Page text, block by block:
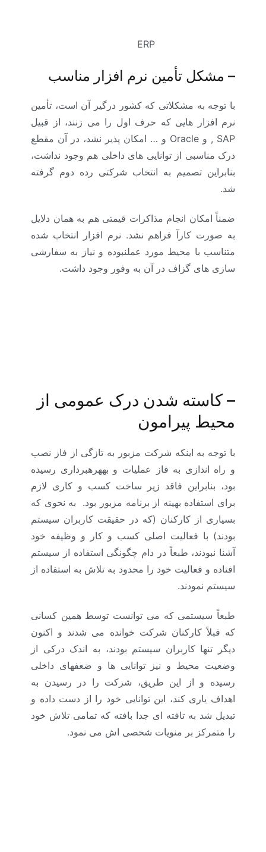
ERP
– مشکل تأمین نرم افزار مناسب
با توجه به مشکلاتی که کشور درگیر آن است، تأمین
نرم افزار هایی که حرف اول را می زنند، از قبیل
SAP ,
و
و … امکان پذیر نشد، در آن مقطع
درک مناسبی از توانایی های داخلی هم وجود نداشت،
بنابراین تصمیم به انتخاب شرکتی رده دوم گرفته
شد.
ضمناً امکان انجام مذاکرات قیمتی هم به همان دلایل
به صورت کارآ فراهم نشد. نرم افزار انتخاب شده
متناسب با محیط مورد عملنبوده و نیاز به سفارشی
سازی های گزاف در آن به وفور وجود داشت.
–کاسته شدن درک عمومی از
محیط پیرامون
با توجه به اینکه شرکت مزبور به تازگی از فاز نصب
و راه اندازی به فاز عملیات و بههرهبرداری رسیده
بود، بنابراین فاقد زیر ساخت کسب و کاری لازم
برای استفاده بهینه از برنامه مزبور بود. به نحوی که
بسیاری از کارکنان (که در حقیقت کاربران سیستم
بودند) با فعالیت اصلی کسب و کار و وظیفه خود
آشنا نبودند، طبعاً در دام چگونگی استفاده از سیستم
افتاده و فعالیت خود را محدود به تلاش به استفاده از
سیستم نمودند.
طبعاً سیستمی که می توانست توسط همین کسانی
که قبلاً کارکنان شرکت خوانده می شدند و اکنون
دیگر تنها کاربران سیستم بودند، به اندک درکی از
وضعیت محیط و نیز توانایی ها و ضعفهای داخلی
رسیده و از این طریق، شرکت را در رسیدن به
اهداف یاری کند، این توانایی خود را از دست داده و
تبدیل شد به تافته ای جدا بافته که تمامی تلاش خود
را متمرکز بر منویات شخصی اش می نمود.